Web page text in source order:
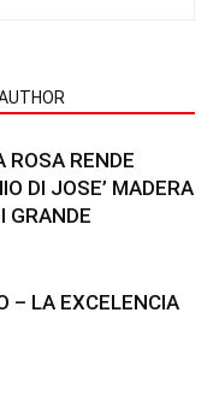
ROSA RENDE
DI JOSE’ MADERA
GRANDE
– LA EXCELENCIA